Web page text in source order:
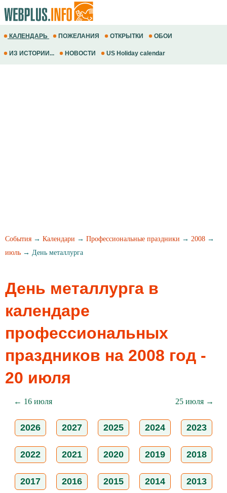
КАЛЕНДАРЬ ПОЖЕЛАНИЯ ОТКРЫТКИ ОБОИ
ИЗ ИСТОРИИ... НОВОСТИ US Holiday calendar
События → Календари → Профессиональные праздники → 2008 →
июль → День металлурга
День металлурга в
календаре
профессиональных
праздников на 2008 год -
20 июля
← 16 июля 25 июля →
2026 2027 2025 2024 2023
2022 2021 2020 2019 2018
2017 2016 2015 2014 2013